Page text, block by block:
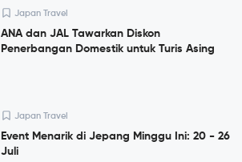
Japan Travel
ANA dan JAL Tawarkan Diskon
Penerbangan Domestik untuk Turis Asing
Japan Travel
Event Menarik di Jepang Minggu Ini: 20 - 26
Juli